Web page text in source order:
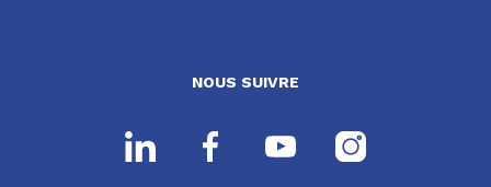
NOUS SUIVRE